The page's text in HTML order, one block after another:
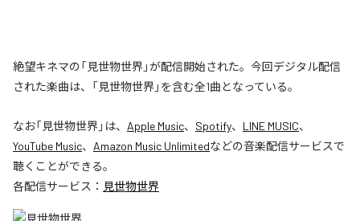
絶望キネマの「見世物世界」が配信開始された。今回デジタル配信
された楽曲は、「見世物世界」を含む全1曲となっている。
なお「見世物世界」は、 Apple Music、 Spotify、 LINE MUSIC、
YouTube Music、 Amazon Music Unlimitedなどの音楽配信サービスで
聴くことができる。
各配信サービス： 見世物世界